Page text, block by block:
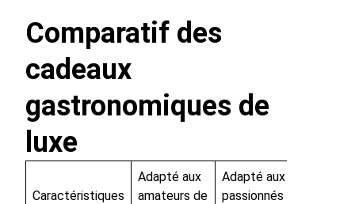
Comparatif des
cadeaux
gastronomiques de
luxe
Caractéristiques
Adapté aux
amateurs de
Adapté aux
passionnés